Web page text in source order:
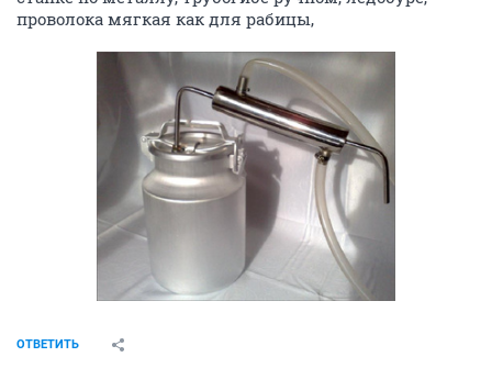
проволока мягкая как для рабицы,
ОТВЕТИТЬ